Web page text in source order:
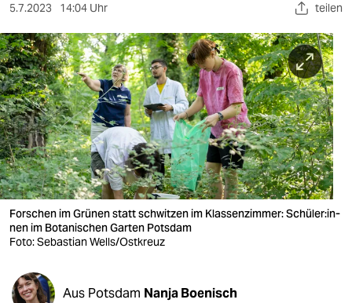
sport
berlin
nord
wahrheit
verlag
verlag
veranstaltungen
fragen & hilfe
5.7.2023 14:04 Uhr teilen
Forschen im Grünen statt schwitzen im Klassenzimmer: Schü­le­r:in­
nen im Botanischen Garten Potsdam
Foto: Sebastian Wells/Ostkreuz
Aus Potsdam Nanja Boenisch